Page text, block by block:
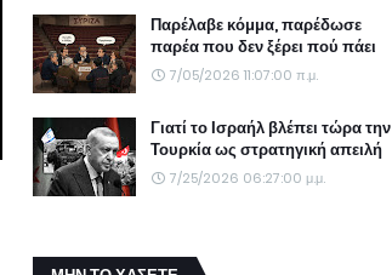
Παρέλαβε κόμμα, παρέδωσε
παρέα που δεν ξέρει πού πάει
7/05/2026 11:07:00 π.μ.
Γιατί το Ισραήλ βλέπει τώρα την
Τουρκία ως στρατηγική απειλή
7/25/2026 06:27:00 μ.μ.